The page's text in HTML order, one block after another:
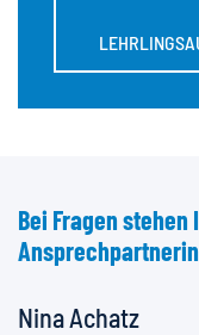
Bei Fragen stehen
Nina Achatz